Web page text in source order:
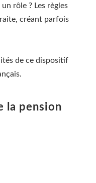
rôle ? Les règles
créant parfois
de ce dispositif
la pension